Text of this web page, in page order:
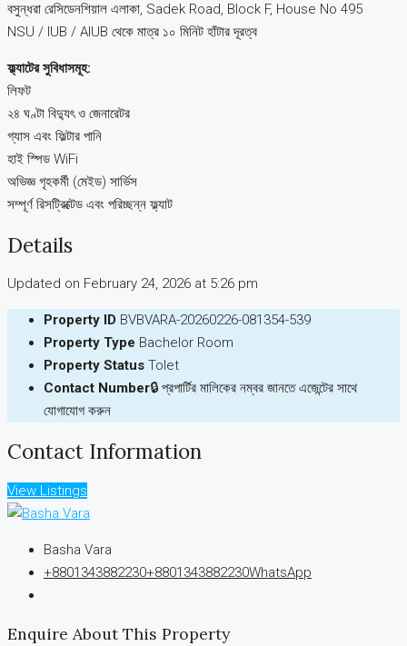
বসুন্ধরা রেসিডেনশিয়াল এলাকা, Sadek Road, Block F, House No 495
NSU / IUB / AIUB থেকে মাত্র ১০ মিনিট হাঁটার দূরত্ব
ফ্ল্যাটের সুবিধাসমূহ:
লিফট
২৪ ঘণ্টা বিদ্যুৎ ও জেনারেটর
গ্যাস এবং ফিল্টার পানি
হাই স্পিড WiFi
অভিজ্ঞ গৃহকর্মী (মেইড) সার্ভিস
সম্পূর্ণ রিসট্রিক্টেড এবং পরিচ্ছন্ন ফ্ল্যাট
Details
Updated on February 24, 2026 at 5:26 pm
Property ID BVBVARA-20260226-081354-539
Property Type Bachelor Room
Property Status Tolet
Contact Number🔒 প্রপার্টির মালিকের নম্বর জানতে এজেন্টের সাথে
যোগাযোগ করুন
Contact Information
View Listings
Basha Vara
+8801343882230+8801343882230WhatsApp
Enquire About This Property